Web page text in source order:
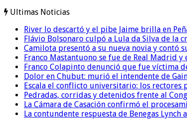
Ultimas Noticias
River lo descartó y el pibe Jaime brilla en
Flávio Bolsonaro culpó a Lula da Silva de la
Camilota presentó a su nueva novia y contó
Franco Mastantuono se fue de Real Madrid
Franco Colapinto denunció que fue víctima
Dolor en Chubut: murió el intendente de
Escala el conflicto universitario: los rectores
Pedradas, corridas y detenidos frente al
La Cámara de Casación confirmó el
La contundente respuesta de Benegas